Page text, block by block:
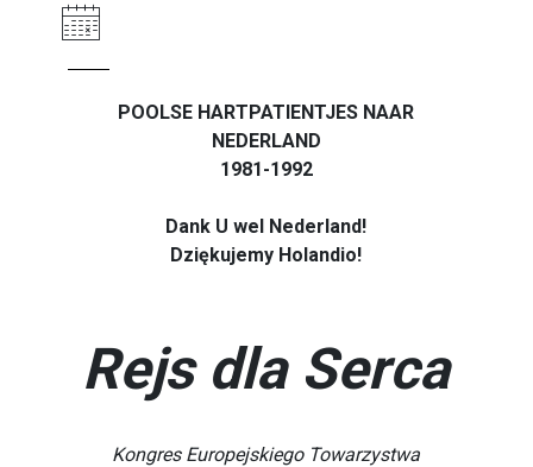
POOLSE HARTPATIENTJES NAAR
NEDERLAND
1981-1992
Dank U wel Nederland!
Dziękujemy Holandio!
Rejs dla Serca
Kongres Europejskiego Towarzystwa